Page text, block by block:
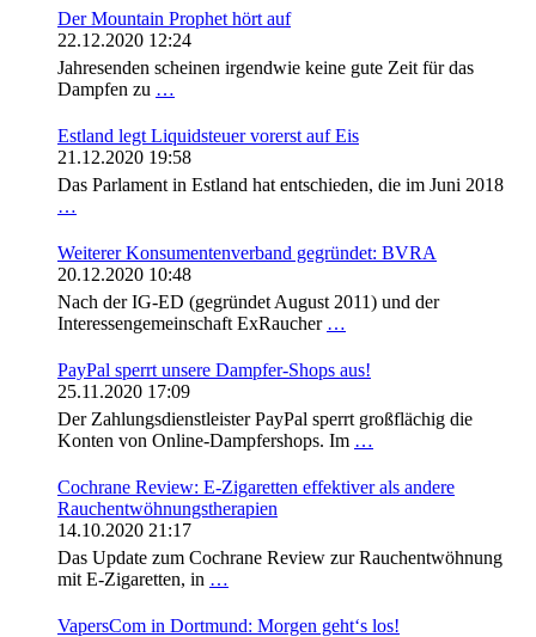
Der Mountain Prophet hört auf
22.12.2020 12:24
Jahresenden scheinen irgendwie keine gute Zeit für das
Dampfen zu …
Estland legt Liquidsteuer vorerst auf Eis
21.12.2020 19:58
Das Parlament in Estland hat entschieden, die im Juni 2018
…
Weiterer Konsumentenverband gegründet: BVRA
20.12.2020 10:48
Nach der IG-ED (gegründet August 2011) und der
Interessengemeinschaft ExRaucher …
PayPal sperrt unsere Dampfer-Shops aus!
25.11.2020 17:09
Der Zahlungsdienstleister PayPal sperrt großflächig die
Konten von Online-Dampfershops. Im …
Cochrane Review: E-Zigaretten effektiver als andere
Rauchentwöhnungstherapien
14.10.2020 21:17
Das Update zum Cochrane Review zur Rauchentwöhnung
mit E-Zigaretten, in …
VapersCom in Dortmund: Morgen geht‘s los!